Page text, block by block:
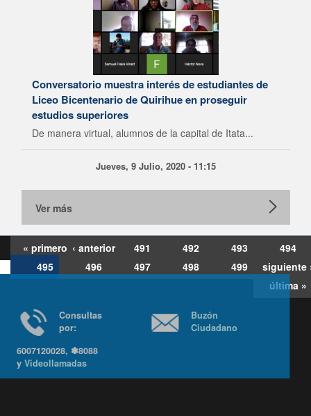
Conversatorio muestra interés de estudiantes de
Liceo Bicentenario de Quirihue en proseguir
estudios superiores
De manera virtual, alumnos de la capital de Itata...
Jueves, 9 Julio, 2020 - 11:15
Ver más
« primero ‹ anterior 491 492 493
494
495
496 497 498 499
siguiente
última »
Consultas
6007120028, ✽8088
yVideollamadas
Buzón
Ciudadano